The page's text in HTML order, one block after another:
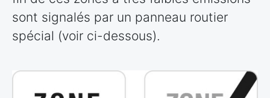
sont signalés par un panneau routier
spécial (voir ci-dessous).